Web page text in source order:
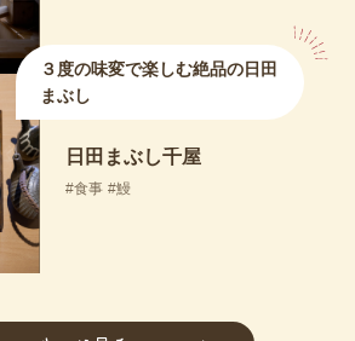
３度の味変で楽しむ絶品の日田
まぶし
日田まぶし千屋
食事 鰻